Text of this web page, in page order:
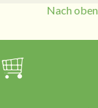
Nach oben